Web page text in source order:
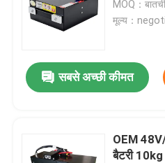
MOQ：
मूल्य：
सबसे अच्छी कीमत
OEM
बैटरी 10kg